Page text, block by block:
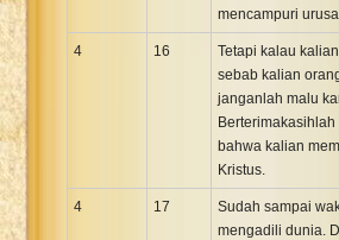
mencampuri
4 16
Tetapi kalau
sebab kalian
janganlah malu
Berterimakasihlah
bahwa kalian
Kristus.
4 17
Sudah sampai
mengadili dunia.